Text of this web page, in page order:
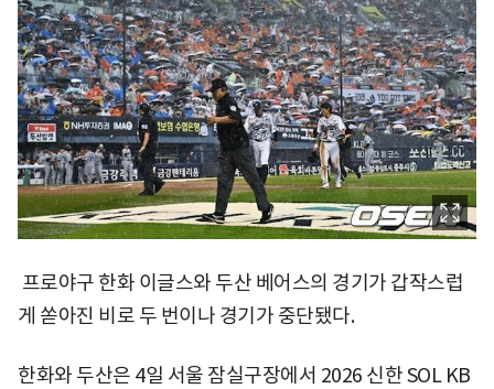
프로야구 한화 이글스와 두산 베어스의 경기가 갑작스럽
게 쏟아진 비로 두 번이나 경기가 중단됐다.
한화와 두산은 4일 서울 잠실구장에서 2026 신한 SOL KB